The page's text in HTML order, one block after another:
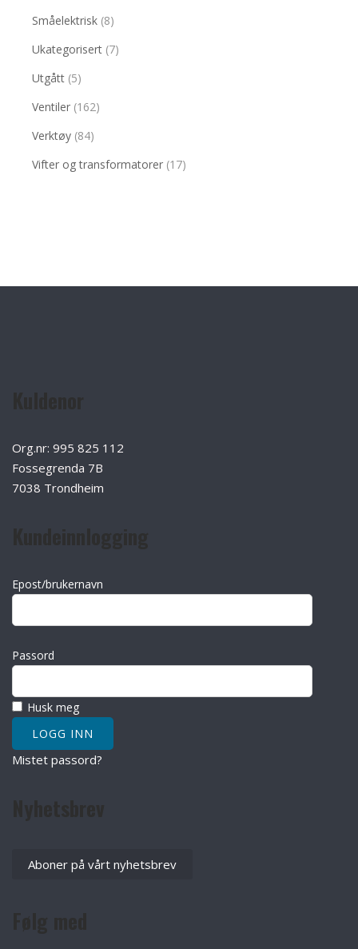
Småelektrisk (8)
Ukategorisert (7)
Utgått (5)
Ventiler (162)
Verktøy (84)
Vifter og transformatorer (17)
Org.nr: 995 825 112
Fossegrenda 7B
7038 Trondheim
Epost/brukernavn
Passord
Husk meg
Mistet passord?
Aboner på vårt nyhetsbrev